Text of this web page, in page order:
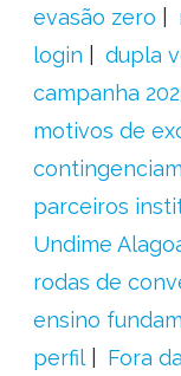
evasão zero
login
dupla
campanha
motivos de
parceiros
Undime
rodas de
ensino
perfil
Fora